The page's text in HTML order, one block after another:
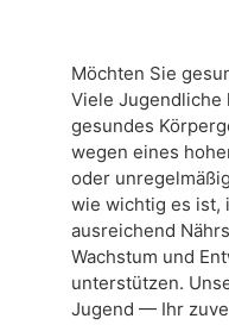
Möchten Sie
Viele Jugendliche
gesundes
wegen eines
oder
wie wichtig es ist,
ausreichend
Wachstum und
unterstützen.
Jugend — Ihr